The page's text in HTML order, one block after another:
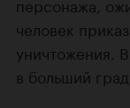
человек
уничтожения.
в больший